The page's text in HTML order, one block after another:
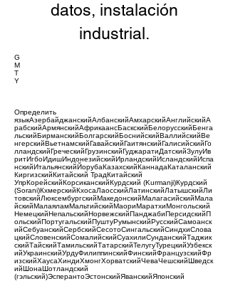
datos, instalación
industrial.
G
M
T
Y
Определить
языкАзербайджанскийАлбанскийАмхарскийАнглийскийА
рабскийАрмянскийАфрикаансБаскскийБелорусскийБенга
льскийБирманскийБолгарскийБоснийскийВаллийскийВе
нгерскийВьетнамскийГавайскийГаитянскийГалисийскийГо
лландскийГреческийГрузинскийГуджаратиДатскийЗулуИв
ритИгбоИдишИндонезийскийИрландскийИсландскийИспа
нскийИтальянскийЙорубаКазахскийКаннадаКаталанский
КиргизскийКитайский ТрадКитайский
УпрКорейскийКорсиканскийКурдский (Kurmanji)Курдский
(Sorani)КхмерскийКхосаЛаосскийЛатинскийЛатышскийЛи
товскийЛюксембургскийМакедонскийМалагасийскийМала
йскийМалаяламМальтийскийМаориМаратхиМонгольский
НемецкийНепальскийНорвежскийПанджабиПерсидскийП
ольскийПортугальскийПуштуРумынскийРусскийСамоанск
ийСебуанскийСербскийСесотоСингальскийСиндхиСлова
цкийСловенскийСомалийскийСуахилиСунданскийТаджик
скийТайскийТамильскийТатарскийТелугуТурецкийУзбекск
ийУкраинскийУрдуФилиппинскийФинскийФранцузскийФр
изскийХаусаХиндиХмонгХорватскийЧеваЧешскийШведск
ийШонаШотландский
(гэльский)ЭсперантоЭстонскийЯванскийЯпонский